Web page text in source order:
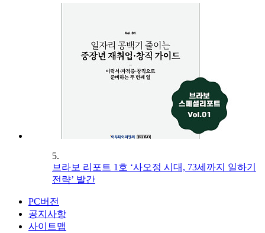
5.
브라보 리포트 1호 ‘사오정 시대, 73세까지 일하기
전략’ 발간
PC버전
공지사항
사이트맵